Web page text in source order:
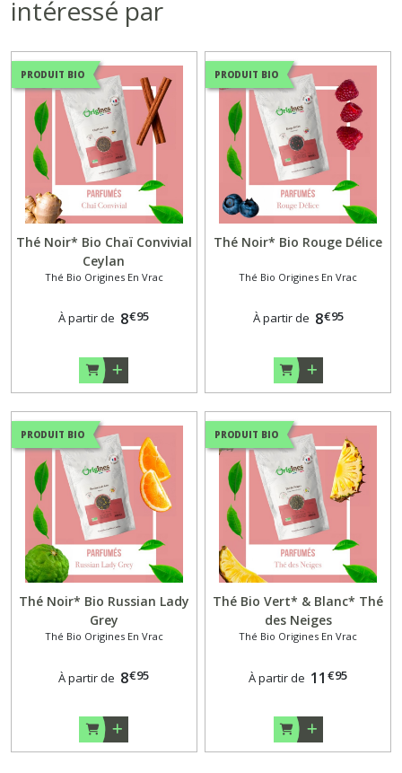
intéressé par
PRODUIT BIO
Thé Noir* Bio Chaï Convivial
Ceylan
Thé Bio Origines En Vrac
À partir de 8€95
PRODUIT BIO
Thé Noir* Bio Rouge Délice
Thé Bio Origines En Vrac
À partir de 8€95
PRODUIT BIO
Thé Noir* Bio Russian Lady
Grey
Thé Bio Origines En Vrac
À partir de 8€95
PRODUIT BIO
Thé Bio Vert* & Blanc* Thé
des Neiges
Thé Bio Origines En Vrac
À partir de 11 €95